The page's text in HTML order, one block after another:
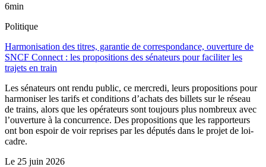
6min
Politique
Harmonisation des titres, garantie de correspondance, ouverture de
SNCF Connect : les propositions des sénateurs pour faciliter les
trajets en train
Les sénateurs ont rendu public, ce mercredi, leurs propositions pour
harmoniser les tarifs et conditions d’achats des billets sur le réseau
de trains, alors que les opérateurs sont toujours plus nombreux avec
l’ouverture à la concurrence. Des propositions que les rapporteurs
ont bon espoir de voir reprises par les députés dans le projet de loi-
cadre.
Le 25 juin 2026